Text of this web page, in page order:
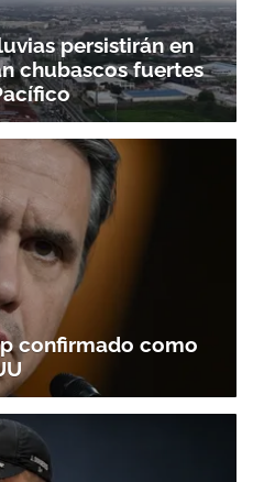
a nuestro boletín.
persistirán en
chubascos fuertes
confirmado como